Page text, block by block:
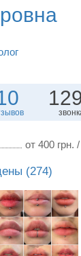
от 400 грн.
(274)